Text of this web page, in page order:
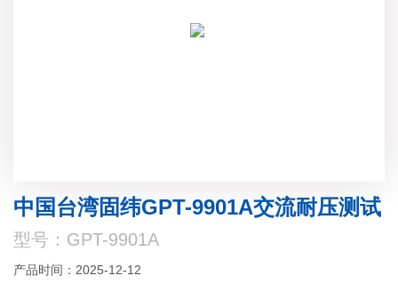
中国台湾固纬GPT-9901A交流耐压测试
型号：GPT-9901A
产品时间：2025-12-12